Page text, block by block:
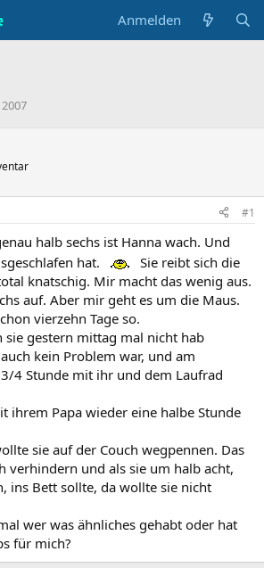
Anmelden
#1
halb sechs ist Hanna wach. Und
hat.
Sie reibt sich die
knatschig. Mir macht das wenig aus.
auf. Aber mir geht es um die Maus.
vierzehn Tage so.
sie gestern mittag mal nicht hab
kein Problem war, und am
4 Stunde mit ihr und dem Laufrad
ihrem Papa wieder eine halbe Stunde
sie auf der Couch wegpennen. Das
verhindern und als sie um halb acht,
ins Bett sollte, da wollte sie nicht
wer was ähnliches gehabt oder hat
für mich?